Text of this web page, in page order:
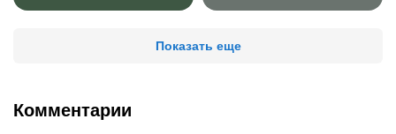
Показать еще
Комментарии